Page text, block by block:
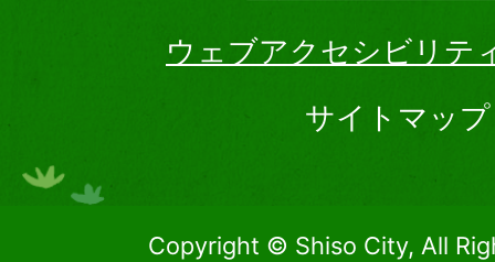
ウェブアクセシビリテ
サイトマップ
Copyright © Shiso City, All